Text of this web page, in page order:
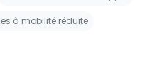
à mobilité réduite